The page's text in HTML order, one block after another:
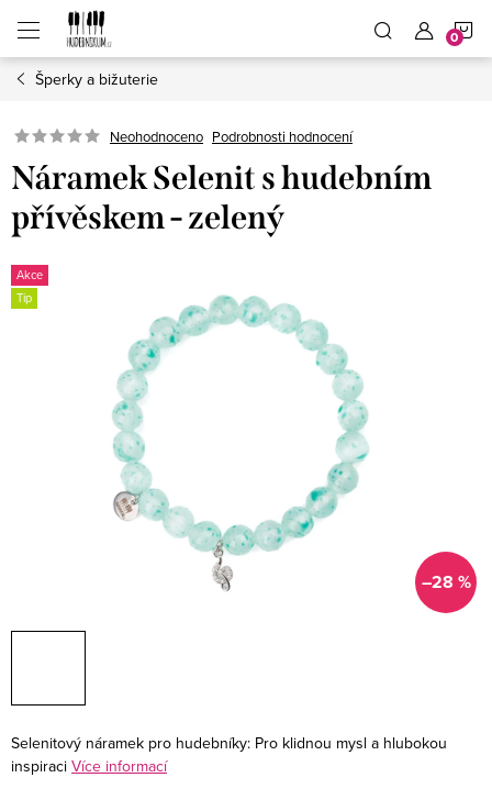
obsah
Šperky a bižuterie
Neohodnoceno Podrobnosti hodnocení
Náramek Selenit s hudebním
přívěskem - zelený
Akce
Tip
–28 %
Selenitový náramek pro hudebníky: Pro klidnou mysl a hlubokou
inspiraci Více informací